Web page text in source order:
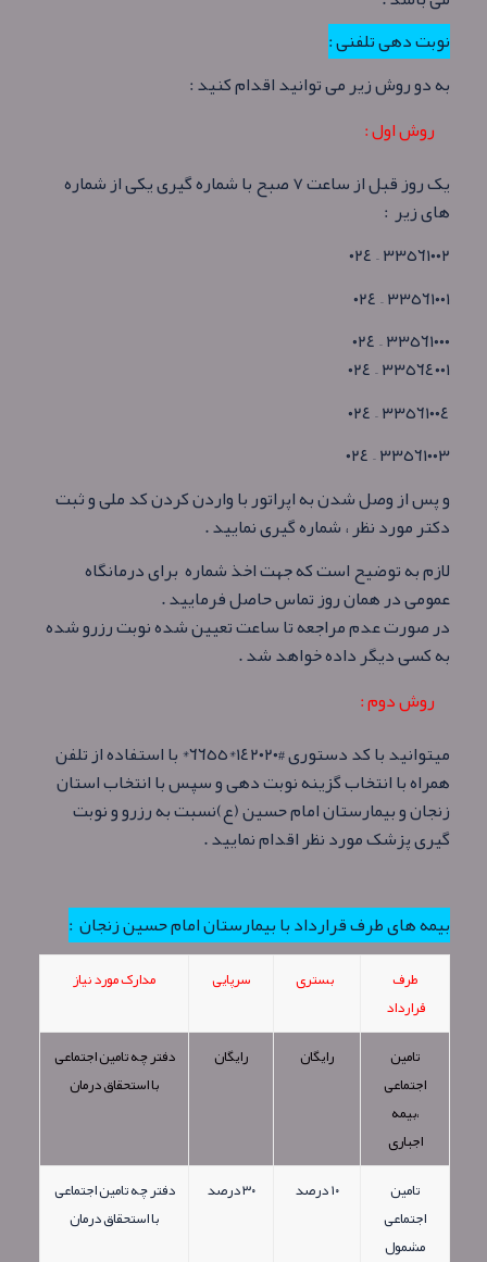
نوبت دهی تلفنی :
به دو روش زیر می توانید اقدام کنید :
روش اول :
یک روز قبل از ساعت ٧ صبح با شماره گیری یکی از شماره
های زیر :
٣٣٥٦١٠٠٢ – ٠٢٤
٣٣٥٦١٠٠١ – ٠٢٤
٣٣٥٦١٠٠٠ – ٠٢٤
٣٣٥٦٤٠٠١ – ٠٢٤
٣٣٥٦١٠٠٤ – ٠٢٤
٣٣٥٦١٠٠٣ – ٠٢٤
و پس از وصل شدن به اپراتور با واردن کردن کد ملی و ثبت
دکتر مورد نظر ، شماره گیری نمایید .
لازم به توضیح است که جهت اخذ شماره برای درمانگاه
عمومی در همان روز تماس حاصل فرمایید .
در صورت عدم مراجعه تا ساعت تعیین شده نوبت رزرو شده
به کسی دیگر داده خواهد شد .
روش دوم :
میتوانید با کد دستوری #١٤٢٠٢٠*٦٦٥٥* با استفاده از تلفن
همراه با انتخاب گزینه نوبت دهی و سپس با انتخاب استان
زنجان و بیمارستان امام حسین (ع)نسبت به رزرو و نوبت
گیری پزشک مورد نظر اقدام نمایید .
بیمه های طرف قرارداد با بیمارستان امام حسین زنجان :
طرف
قرارداد
بستری سرپایی مدارک مورد نیاز
تامین
اجتماعی
،بیمه
اجباری
رایگان رایگان
دفتر چه تامین اجتماعی
با استحقاق درمان
تامین
اجتماعی
مشمول
١٠ درصد ٣٠ درصد
دفتر چه تامین اجتماعی
با استحقاق درمان